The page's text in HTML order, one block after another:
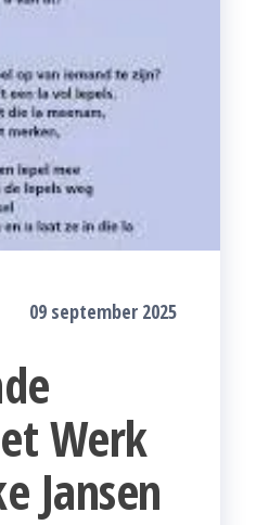
09 september 2025
Werk
Jansen